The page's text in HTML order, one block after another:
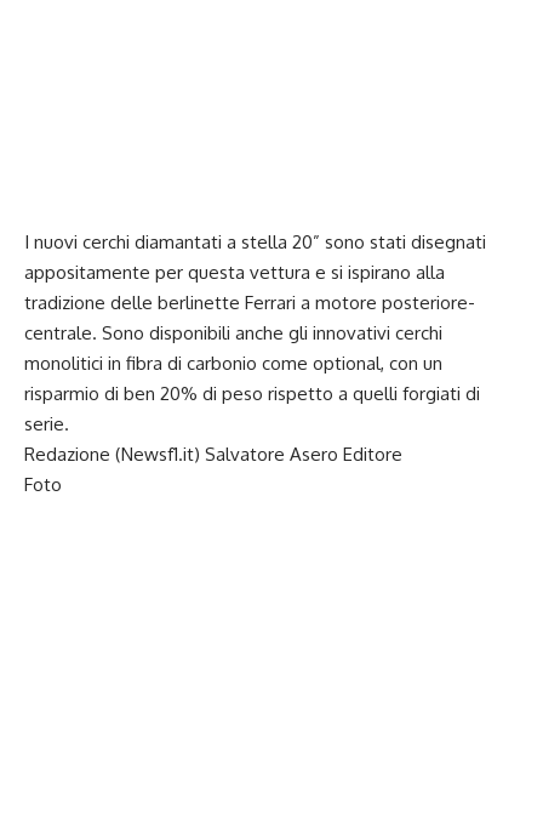
I nuovi cerchi diamantati a stella 20” sono stati disegnati
appositamente per questa vettura e si ispirano alla
tradizione delle berlinette Ferrari a motore posteriore-
centrale. Sono disponibili anche gli innovativi cerchi
monolitici in fibra di carbonio come optional, con un
risparmio di ben 20% di peso rispetto a quelli forgiati di
serie.
Redazione (Newsf1.it) Salvatore Asero Editore
Foto